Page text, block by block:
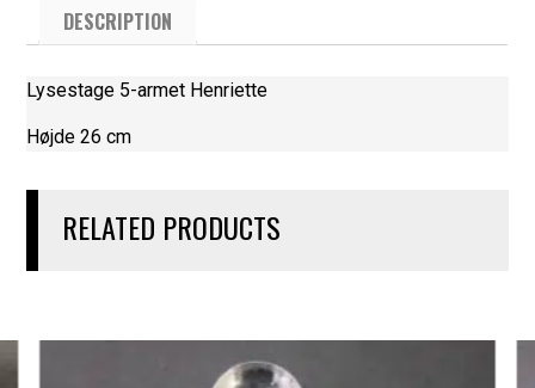
DESCRIPTION
Lysestage 5-armet Henriette
Højde 26 cm
RELATED PRODUCTS